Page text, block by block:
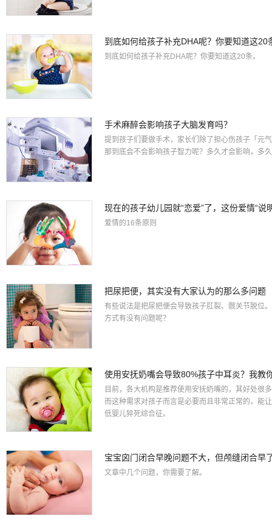
到底如何给孩子补充DHA呢？你要知道这20
到底如何给孩子补充DHA呢？你要知道这20条。
手术麻醉会影响孩子大脑发育吗？
提到孩子们要做手术，家长们除了担心伤孩子「元
那到底会不会影响孩子智力呢？多久才会影响，多
现在的孩子幼儿园就“恋爱”了，这份爱情“说
爱情的16条原则
把尿把便，其实没有大家认为的那么多问题
有些说法是把尿把便会导致孩子肛裂、髋关节脱位
方式有没有问题呢？
使用安抚奶嘴会导致80%孩子中耳炎？我教
目前，各大机构是推荐使用安抚奶嘴的，其好处很
而这种需求对孩子而言是必要而且非常正常的，能
低婴儿猝死综合征。
宝宝囟门闭合早晚问题不大，但颅缝闭合早
文章中几个问题，你需要了解。